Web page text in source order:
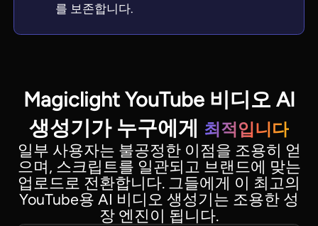
를 보존합니다.
Magiclight YouTube 비디오 AI
생성기가 누구에게 최적입니다
일부 사용자는 불공정한 이점을 조용히 얻
으며, 스크립트를 일관되고 브랜드에 맞는
업로드로 전환합니다. 그들에게 이 최고의
YouTube용 AI 비디오 생성기는 조용한 성
장 엔진이 됩니다.